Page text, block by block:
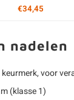
€34,45
nadelen
keurmerk, voor
(klasse 1)